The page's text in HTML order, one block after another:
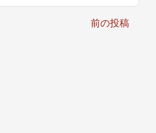
前の投稿